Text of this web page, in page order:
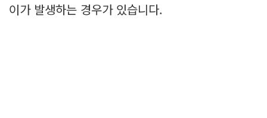
이가 발생하는 경우가 있습니다.